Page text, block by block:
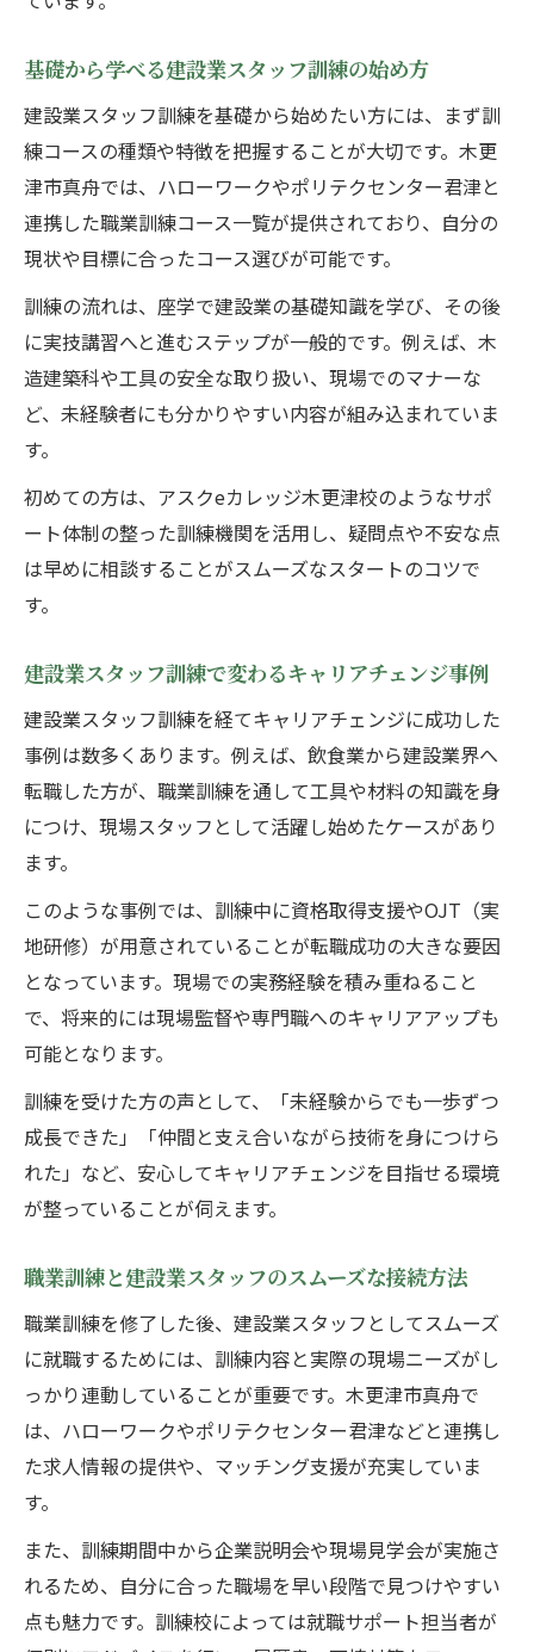
基礎から学べる建設業スタッフ訓練の始め方
建設業スタッフ訓練を基礎から始めたい方には、まず訓
練コースの種類や特徴を把握することが大切です。木更
津市真舟では、ハローワークやポリテクセンター君津と
連携した職業訓練コース一覧が提供されており、自分の
現状や目標に合ったコース選びが可能です。
訓練の流れは、座学で建設業の基礎知識を学び、その後
に実技講習へと進むステップが一般的です。例えば、木
造建築科や工具の安全な取り扱い、現場でのマナーな
ど、未経験者にも分かりやすい内容が組み込まれていま
す。
初めての方は、アスクeカレッジ木更津校のようなサポ
ート体制の整った訓練機関を活用し、疑問点や不安な点
は早めに相談することがスムーズなスタートのコツで
す。
建設業スタッフ訓練で変わるキャリアチェンジ事例
建設業スタッフ訓練を経てキャリアチェンジに成功した
事例は数多くあります。例えば、飲食業から建設業界へ
転職した方が、職業訓練を通して工具や材料の知識を身
につけ、現場スタッフとして活躍し始めたケースがあり
ます。
このような事例では、訓練中に資格取得支援やOJT（実
地研修）が用意されていることが転職成功の大きな要因
となっています。現場での実務経験を積み重ねること
で、将来的には現場監督や専門職へのキャリアアップも
可能となります。
訓練を受けた方の声として、「未経験からでも一歩ずつ
成長できた」「仲間と支え合いながら技術を身につけら
れた」など、安心してキャリアチェンジを目指せる環境
が整っていることが伺えます。
職業訓練と建設業スタッフのスムーズな接続方法
職業訓練を修了した後、建設業スタッフとしてスムーズ
に就職するためには、訓練内容と実際の現場ニーズがし
っかり連動していることが重要です。木更津市真舟で
は、ハローワークやポリテクセンター君津などと連携し
た求人情報の提供や、マッチング支援が充実していま
す。
また、訓練期間中から企業説明会や現場見学会が実施さ
れるため、自分に合った職場を早い段階で見つけやすい
点も魅力です。訓練校によっては就職サポート担当者が